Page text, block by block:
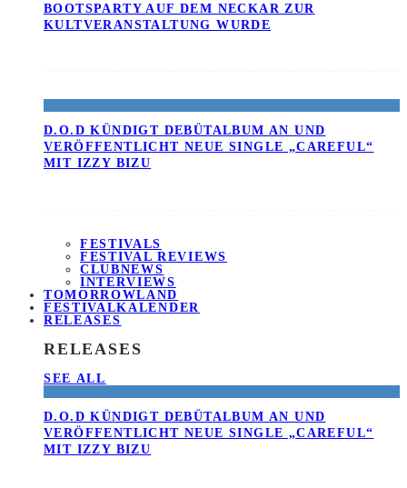
OOTSPARTY AUF DEM NECKAR ZUR K
ULTVERANSTALTUNG WURDE
D.O.D KÜNDIGT DEBÜTALBUM AN UND
VERÖFFENTLICHT NEUE SINGLE „CAREFUL“
MIT IZZY BIZU
FESTIVALS
FESTIVAL REVIEWS
CLUBNEWS
INTERVIEWS
TOMORROWLAND
FESTIVALKALENDER
RELEASES
RELEASES
SEE ALL
D.O.D KÜNDIGT DEBÜTALBUM AN UND
VERÖFFENTLICHT NEUE SINGLE „CAREFUL“
MIT IZZY BIZU